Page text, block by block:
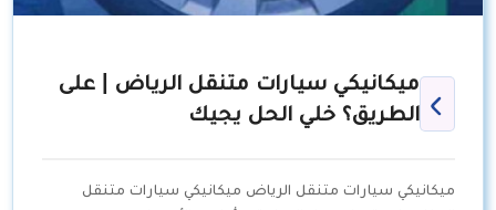
ميكانيكي سيارات متنقل الرياض | على
الطريق؟ خلي الحل يجيك
ميكانيكي سيارات متنقل الرياض ميكانيكي سيارات متنقل